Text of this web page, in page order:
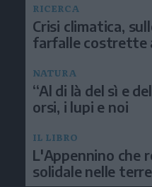
RICERCA
Crisi climatica,
farfalle costrette
NATURA
“Al di là del sì e
orsi, i lupi e noi
IL LIBRO
L'Appennino che
solidale nelle